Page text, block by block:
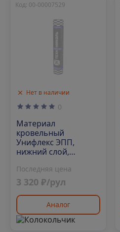
Нет в наличии
Код: 00-00007529
0
Материал
кровельный
Унифлекс ЭПП,
нижний слой,
Последняя цена
3 320 ₽/рул
Аналог